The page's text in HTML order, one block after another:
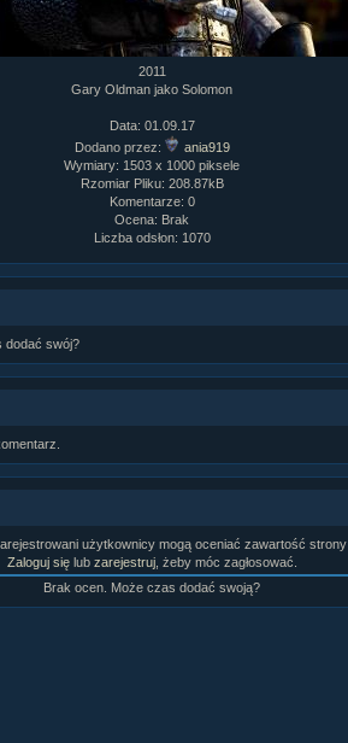
2011
Gary Oldman jako Solomon
Data: 01.09.17
Dodano przez:
ania919
Wymiary: 1503 x 1000 piksele
Rzomiar Pliku: 208.87kB
Komentarze: 0
Ocena: Brak
Liczba odsłon: 1070
dodać swój?
użytkownicy mogą oceniać zawartość strony
Zaloguj sięlub zarejestruj, żeby móc zagłosować.
Brak ocen. Może czas dodać swoją?